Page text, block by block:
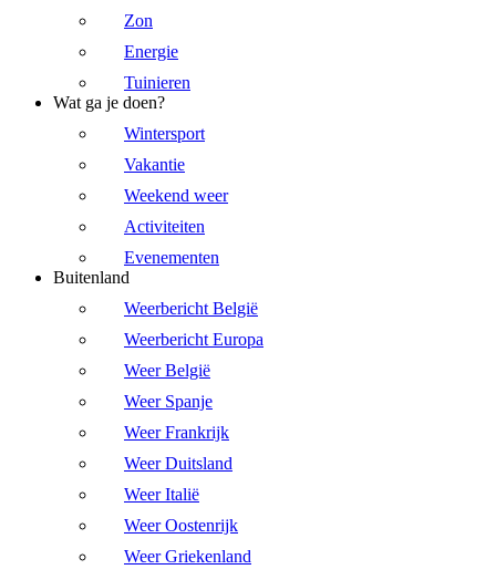
Zon
Energie
Tuinieren
Wat ga je doen?
Wintersport
Vakantie
Weekend weer
Activiteiten
Evenementen
Buitenland
Weerbericht België
Weerbericht Europa
Weer België
Weer Spanje
Weer Frankrijk
Weer Duitsland
Weer Italië
Weer Oostenrijk
Weer Griekenland